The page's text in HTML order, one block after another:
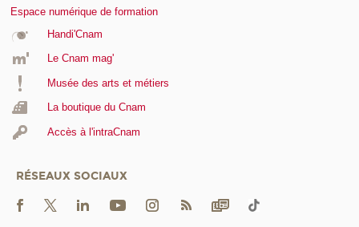
Espace numérique de formation
Handi'Cnam
Le Cnam mag'
Musée des arts et métiers
La boutique du Cnam
Accès à l'intraCnam
RÉSEAUX SOCIAUX